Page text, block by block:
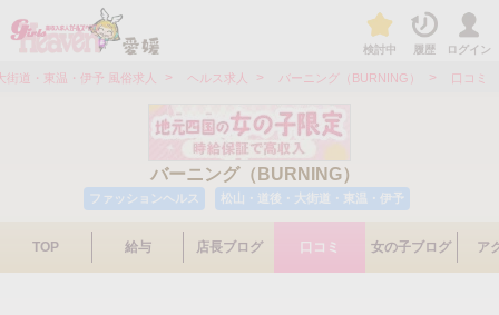
検討中 履歴 ログイン
街道・東温・伊予 風俗求人 > ヘルス求人 > バーニング（BURNING） > 口コミ
バーニング（BURNING）
ファッションヘルス 松山・道後・大街道・東温・伊予
TOP 給与 店長ブログ 口コミ 女の子ブログ ア